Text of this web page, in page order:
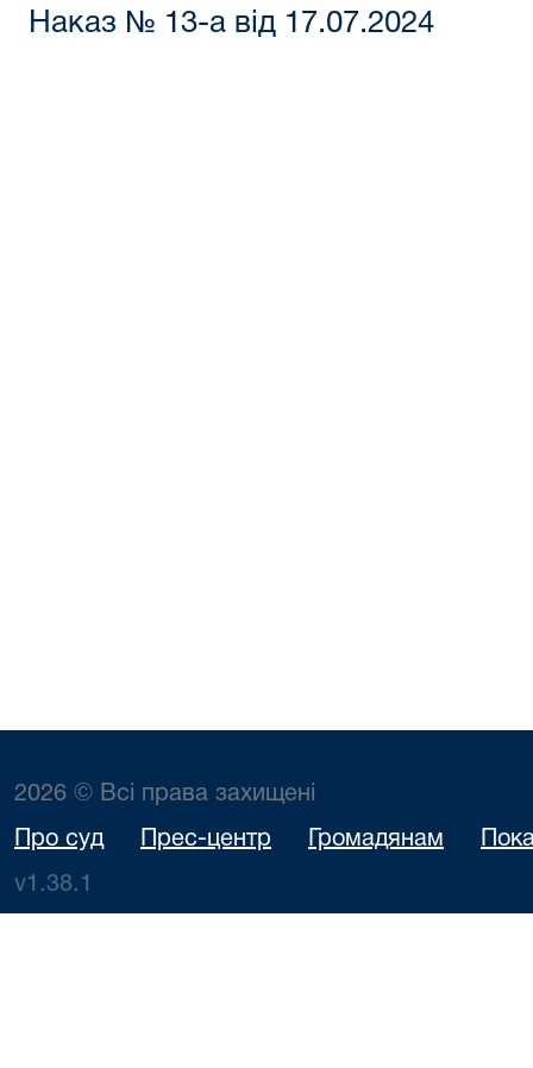
Наказ № 13-а від 17.07.2024
2026 © Всі права захищені
Про суд Прес-центр Громадянам
v1.38.1